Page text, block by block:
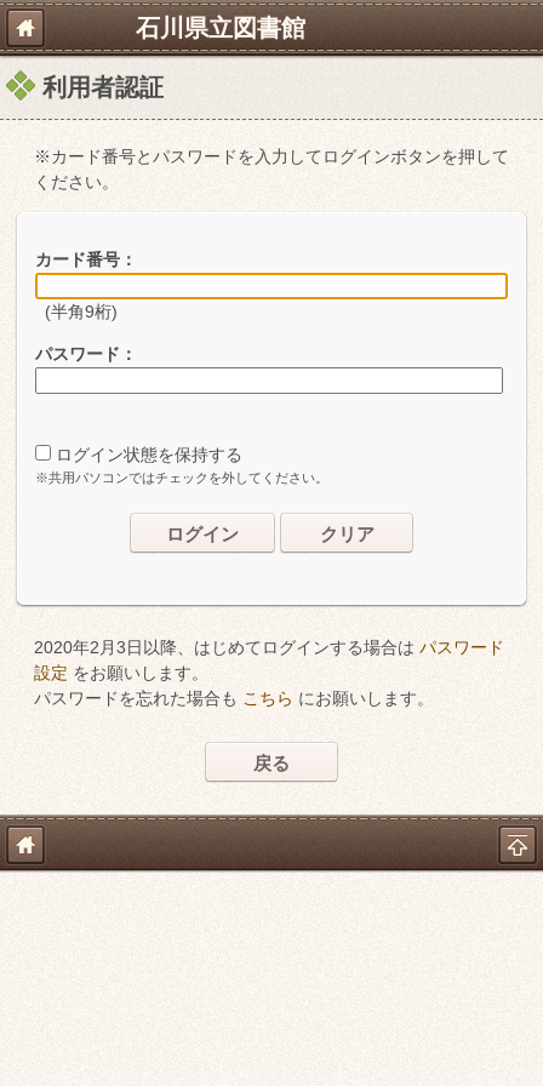
石川県立図書館
利用者認証
※カード番号とパスワードを入力してログインボタンを押して
ください。
カード番号：
(半角9桁)
パスワード：
ログイン状態を保持する
※共用パソコンではチェックを外してください。
ログイン クリア
2020年2月3日以降、はじめてログインする場合は パスワード
設定 をお願いします。
パスワードを忘れた場合も こちら にお願いします。
戻る